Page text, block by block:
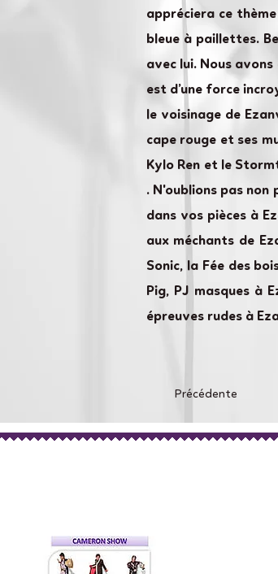
appréciera ce
bleue à paillettes.
avec lui. Nous
est d’une force
le voisinage de
cape rouge et ses
Kylo Ren et le
. N'oublions pas
dans vos pièces à
aux méchants de
Sonic, la Fée des
Pig, PJ masques à
épreuves rudes à
Précédente